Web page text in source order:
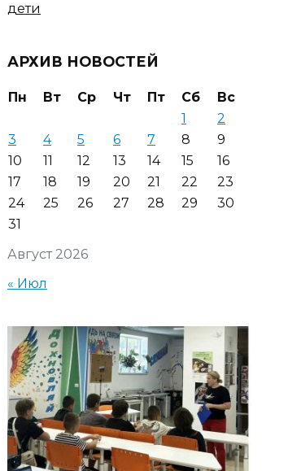
дети
АРХИВ НОВОСТЕЙ
Август 2026
Пн Вт Ср Чт Пт Сб
Вс
1
2
3
4 5 6 7 8
9
10
11 12 13 14 15
16
17
18 19 20 21 22
23
24
25 26 27 28 29
30
31
« Июл